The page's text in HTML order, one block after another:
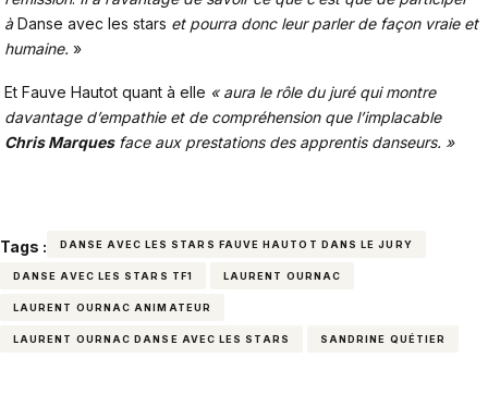
àDanse avec les stars et pourra donc leur parler de façon vraie et
humaine. »
Et Fauve Hautot quant à elle « aura le rôle du juré qui montre
davan­tage d’empa­thie et de compré­hen­sion que l’impla­cable
Chris Marquesface aux pres­ta­tions des appren­tis danseurs. »
Tags : DANSE AVEC LES STARS FAUVE HAUTOT DANS LE JURY
DANSE AVEC LES STARS TF1 LAURENT OURNAC
LAURENT OURNAC ANIMATEUR
LAURENT OURNAC DANSE AVEC LES STARS SANDRINE QUÉTIER